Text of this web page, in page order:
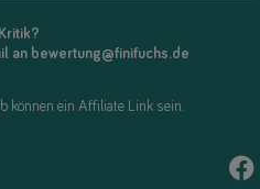
an bewertung@finifuchs.de
können ein Affiliate Link sein.